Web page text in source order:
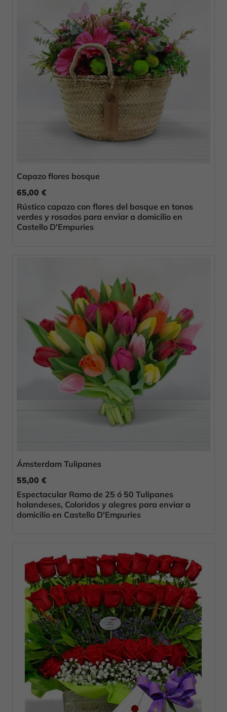
Capazo flores bosque
65,00 €
Rústico capazo con flores del bosque en tonos
verdes y rosados para enviar a domicilio en
Castello D'Empuries
Ámsterdam Tulipanes
55,00 €
Espectacular Ramo de 25 ó 50 Tulipanes
holandeses, Coloridos y alegres para enviar a
domicilio en Castello D'Empuries